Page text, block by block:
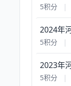
5积分 |
2024年
5积分 |
2023年
5积分 |